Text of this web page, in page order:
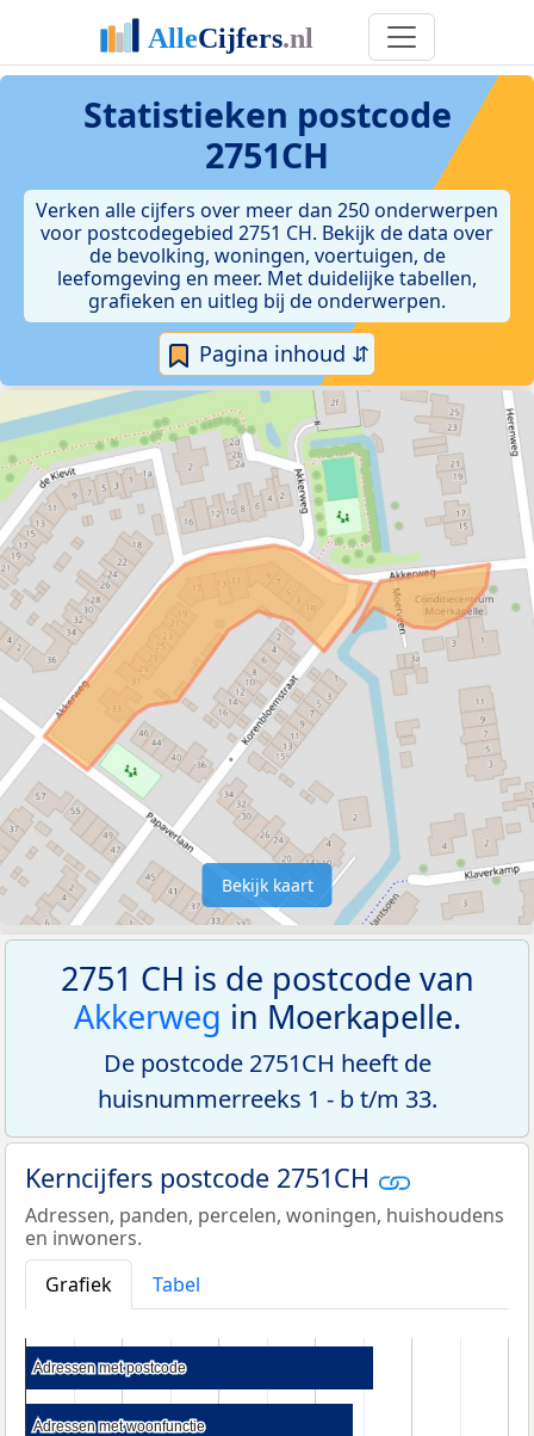
Statistieken postcode
2751CH
Verken alle cijfers over meer dan 250 onderwerpen
voor postcodegebied 2751 CH. Bekijk de data over
de bevolking, woningen, voertuigen, de
leefomgeving en meer. Met duidelijke tabellen,
grafieken en uitleg bij de onderwerpen.
Pagina inhoud ⇵
Bekijk kaart
2751 CH is de postcode van
Akkerweg in Moerkapelle.
De postcode 2751CH heeft de
huisnummerreeks 1 - b t/m 33.
Kerncijfers postcode 2751CH
Adressen, panden, percelen, woningen, huishoudens
en inwoners.
Grafiek
Tabel
Adressen met postcode
Adressen met postcode
Adressen met woonfunctie
Adressen met woonfunctie